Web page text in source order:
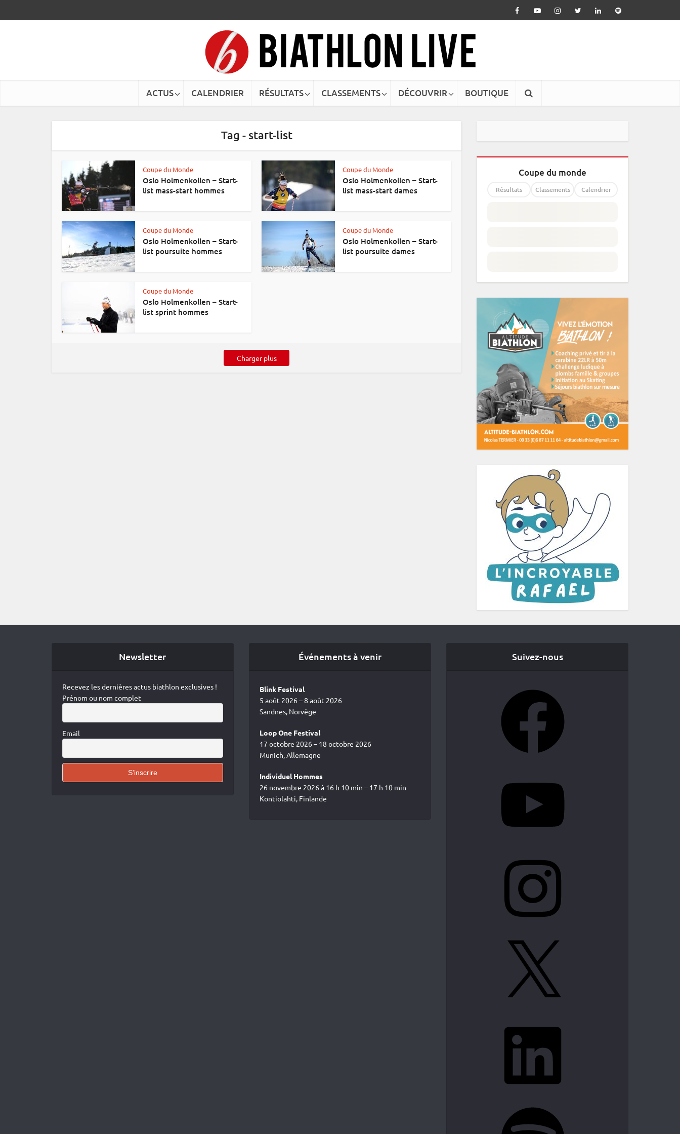
ACTUS CALENDRIER RÉSULTATS CLASSEMENTS DÉCOUVRIR BOUTIQUE
Tag - start-list
Coupe du Monde
Oslo Holmenkollen – Start-
list mass-start hommes
Coupe du Monde
Oslo Holmenkollen – Start-
list mass-start dames
Coupe du Monde
Oslo Holmenkollen – Start-
list poursuite hommes
Coupe du Monde
Oslo Holmenkollen – Start-
list poursuite dames
Coupe du Monde
Oslo Holmenkollen – Start-
list sprint hommes
Charger plus
Coupe du monde
Résultats Classements Calendrier
Newsletter
Recevez les dernières actus biathlon exclusives !
Prénom ou nom complet
Email
Événements à venir
Blink Festival
5 août 2026 – 8 août 2026
Sandnes, Norvège
Loop One Festival
17 octobre 2026 – 18 octobre 2026
Munich, Allemagne
Individuel Hommes
26 novembre 2026 à 16 h 10 min – 17 h 10 min
Kontiolahti, Finlande
Suivez-nous